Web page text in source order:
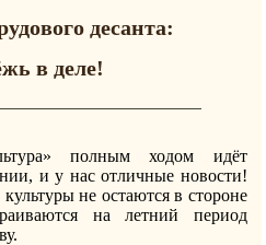
десанта:
в деле!
полным ходом идёт
и у нас отличные новости!
не остаются в стороне
на летний период